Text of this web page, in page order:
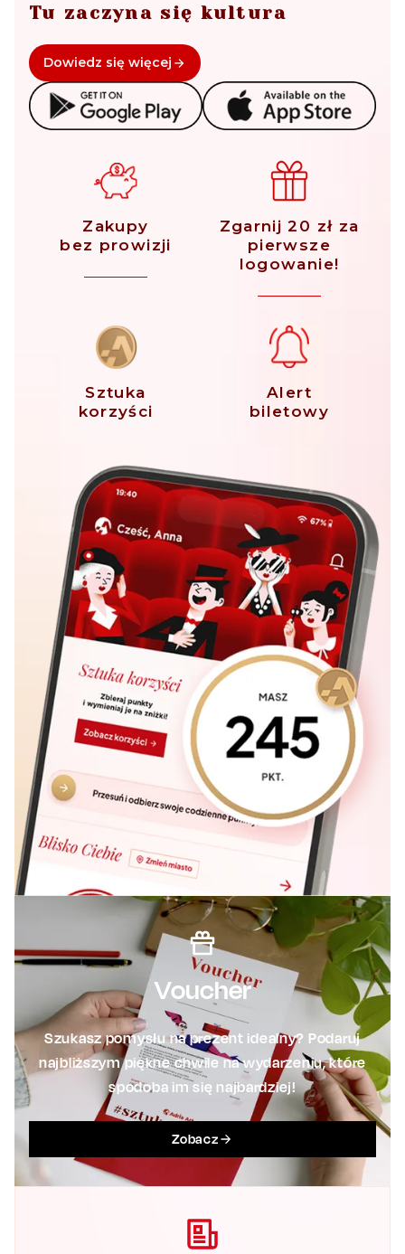
Tu zaczyna się kultura
Dowiedz się więcej
Zakupy
bez prowizji
Zgarnij 20 zł za
pierwsze
logowanie!
Sztuka
korzyści
Alert
biletowy
Voucher
Szukasz pomysłu na prezent idealny? Podaruj
najbliższym piękne chwile na wydarzeniu, które
spodoba im się najbardziej!
Zobacz